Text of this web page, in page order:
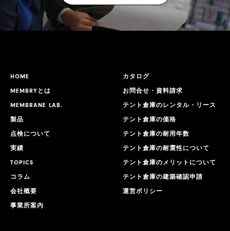
HOME
MEMBRYとは
MEMBRANE LAB.
製品
点検について
実績
TOPICS
コラム
会社概要
事業所案内
カタログ
お問合せ・資料請求
テント倉庫のレンタル・リース
テント倉庫の価格
テント倉庫の耐用年数
テント倉庫の耐震性について
テント倉庫のメリットについて
テント倉庫の建築確認申請
運営ポリシー